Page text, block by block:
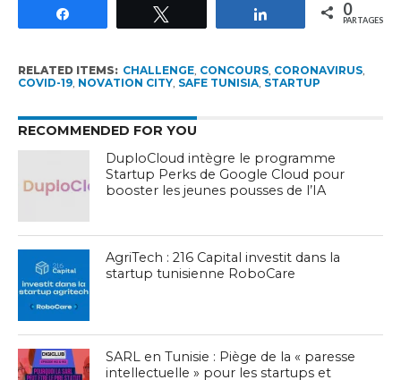
Partagez 0
PARTAGES
RELATED ITEMS: CHALLENGE, CONCOURS, CORONAVIRUS,
COVID-19, NOVATION CITY, SAFE TUNISIA, STARTUP
RECOMMENDED FOR YOU
DuploCloud intègre le programme
Startup Perks de Google Cloud pour
booster les jeunes pousses de l’IA
AgriTech : 216 Capital investit dans la
startup tunisienne RoboCare
SARL en Tunisie : Piège de la « paresse
intellectuelle » pour les startups et